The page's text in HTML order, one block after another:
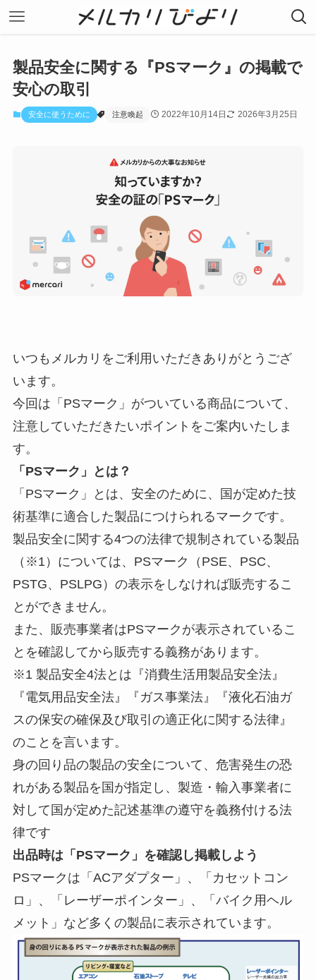
製品安全に関する『PSマーク』の掲載で
安心の取引
安全に使うために 注意喚起 2022年10月14日 2026年3月25日
いつもメルカリをご利用いただきありがとうござ
います。
今回は「PSマーク」がついている商品について、
注意していただきたいポイントをご案内いたしま
す。
「PSマーク」とは？
「PSマーク」とは、安全のために、国が定めた技
術基準に適合した製品につけられるマークです。
製品安全に関する4つの法律で規制されている製品
（※1）については、PSマーク（PSE、PSC、
PSTG、PSLPG）の表示をしなければ販売するこ
とができません。
また、販売事業者はPSマークが表示されているこ
とを確認してから販売する義務があります。
※1 製品安全4法とは『消費生活用製品安全法』
『電気用品安全法』『ガス事業法』『液化石油ガ
スの保安の確保及び取引の適正化に関する法律』
のことを言います。
身の回り品の製品の安全について、危害発生の恐
れがある製品を国が指定し、製造・輸入事業者に
対して国が定めた記述基準の遵守を義務付ける法
律です
出品時は「PSマーク」を確認し掲載しよう
PSマークは「ACアダプター」、「カセットコン
ロ」、「レーザーポインター」、「バイク用ヘル
メット」など多くの製品に表示されています。